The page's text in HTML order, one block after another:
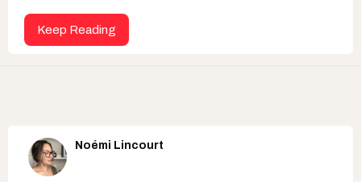
Keep Reading
Noémi Lincourt